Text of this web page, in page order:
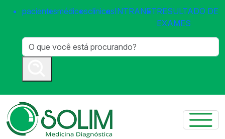
pacientesmédicosclínicasINTRANETRESULTADO DE
EXAMES